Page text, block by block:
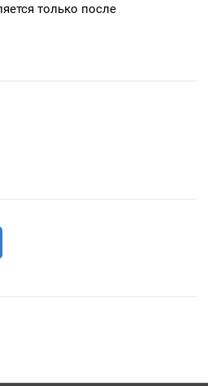
только после